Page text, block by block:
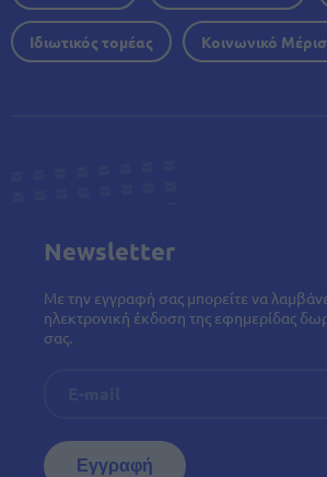
Ιδιωτικός τομέας Κοινωνικό
Newsletter
Με την εγγραφή σας μπορείτε να
ηλεκτρονική έκδοση της εφημερίδας
σας.